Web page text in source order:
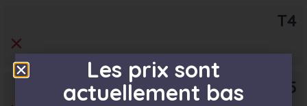
T4
T5
Les prix sont
actuellement bas